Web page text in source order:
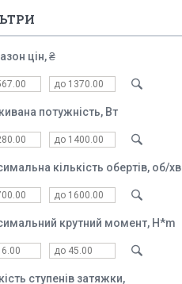
цін, ₴
потужність, Вт
кількість обертів, об/хв
крутний момент, H*m
ступенів затяжки,